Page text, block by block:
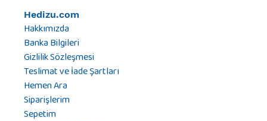
Hedizu.com
Hakkımızda
Banka Bilgileri
Gizlilik Sözleşmesi
Teslimat ve İade Şartları
Hemen Ara
Siparişlerim
Sepetim